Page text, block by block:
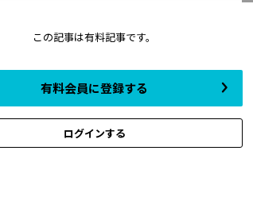
この記事は有料記事です。
有料会員に登録する
ログインする